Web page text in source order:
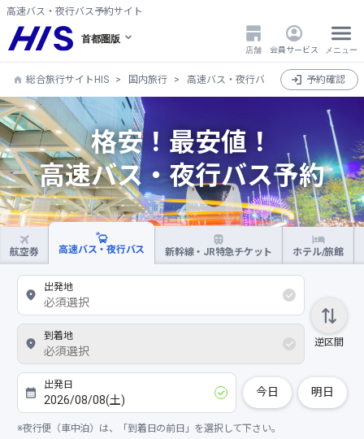
高速バス・夜行バス予約サイト
首都圏版
店舗 会員サービス メニュー
総合旅行サイトHIS 国内旅行 高速バス・夜行バス 予約確認
格安！最安値！
高速バス・夜行バス予約
航空券 高速バス・夜行バス 新幹線・JR特急チケット ホテル/旅館
今日 明日
※夜行便（車中泊）は、「到着日の前日」を選択して下さい。